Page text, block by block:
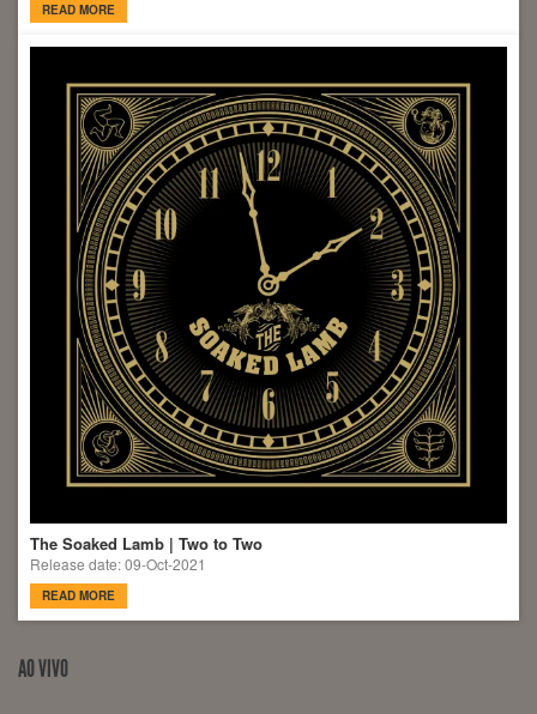
READ MORE
The Soaked Lamb | Two to Two
Release date: 09-Oct-2021
READ MORE
AO VIVO